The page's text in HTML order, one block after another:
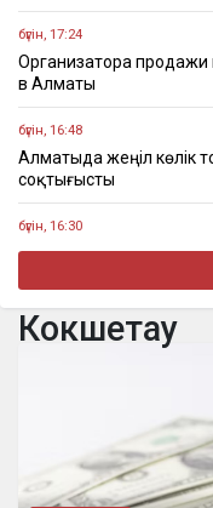
бүгін, 17:24
Организатора
в Алматы
бүгін, 16:48
Алматыда жеңіл көлік
соқтығысты
бүгін, 16:30
Четыре бронзовые
бүгін, 16:11
«Әкем радикал емес»:
Кокшетау